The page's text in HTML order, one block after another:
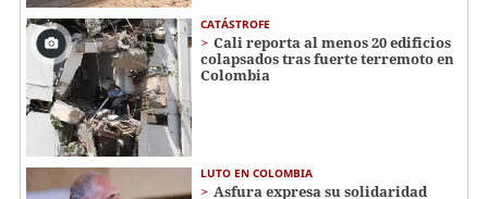
CATÁSTROFE
Cali reporta al menos 20 edificios
colapsados tras fuerte terremoto en
Colombia
LUTO EN COLOMBIA
Asfura expresa su solidaridad